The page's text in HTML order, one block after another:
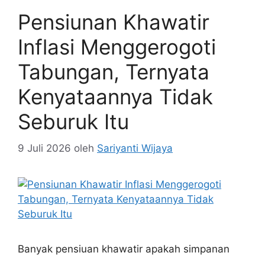
Pensiunan Khawatir
Inflasi Menggerogoti
Tabungan, Ternyata
Kenyataannya Tidak
Seburuk Itu
9 Juli 2026 oleh Sariyanti Wijaya
Banyak pensiuan khawatir apakah simpanan